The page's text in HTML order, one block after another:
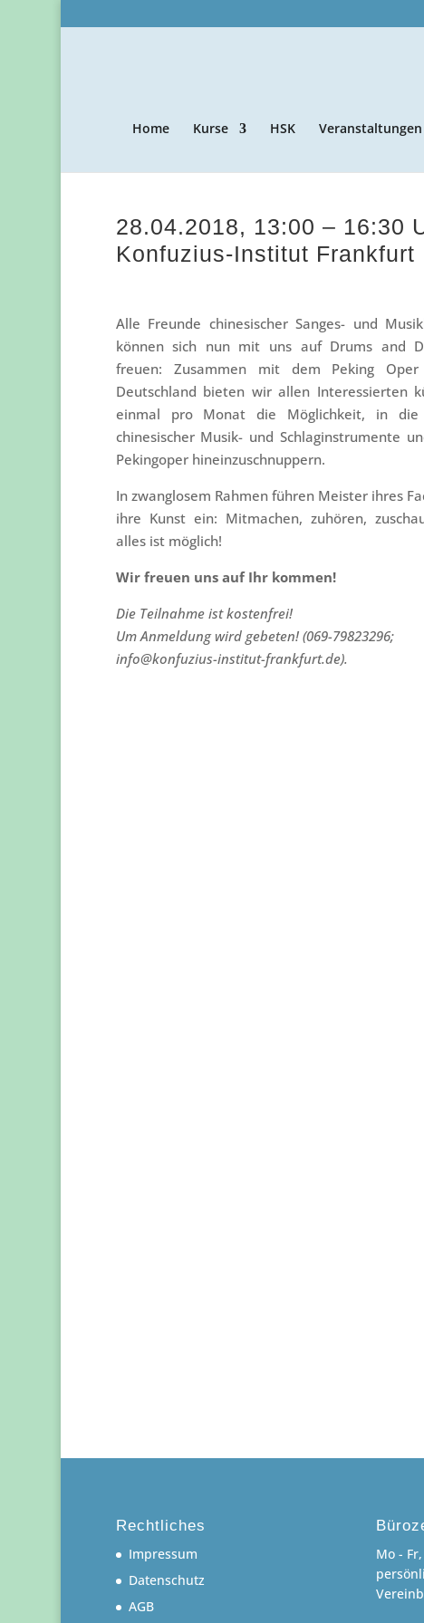
Home Kurse HSK Veranstaltungen
28.04.2018, 13:00 – 16:30
Konfuzius-Institut Frankfurt
Alle Freunde chinesischer Sanges- und
können sich nun mit uns auf Drums and
freuen: Zusammen mit dem Peking Oper
Deutschland bieten wir allen Interessierten
einmal pro Monat die Möglichkeit, in die
chinesischer Musik- und Schlaginstrumente
Pekingoper hineinzuschnuppern.
In zwanglosem Rahmen führen Meister ihres
ihre Kunst ein: Mitmachen, zuhören,
alles ist möglich!
Wir freuen uns auf Ihr kommen!
Die Teilnahme ist kostenfrei!
Um Anmeldung wird gebeten! (069-79823296;
info@konfuzius-institut-frankfurt.de).
Rechtliches
Impressum
Datenschutz
AGB
Mo -